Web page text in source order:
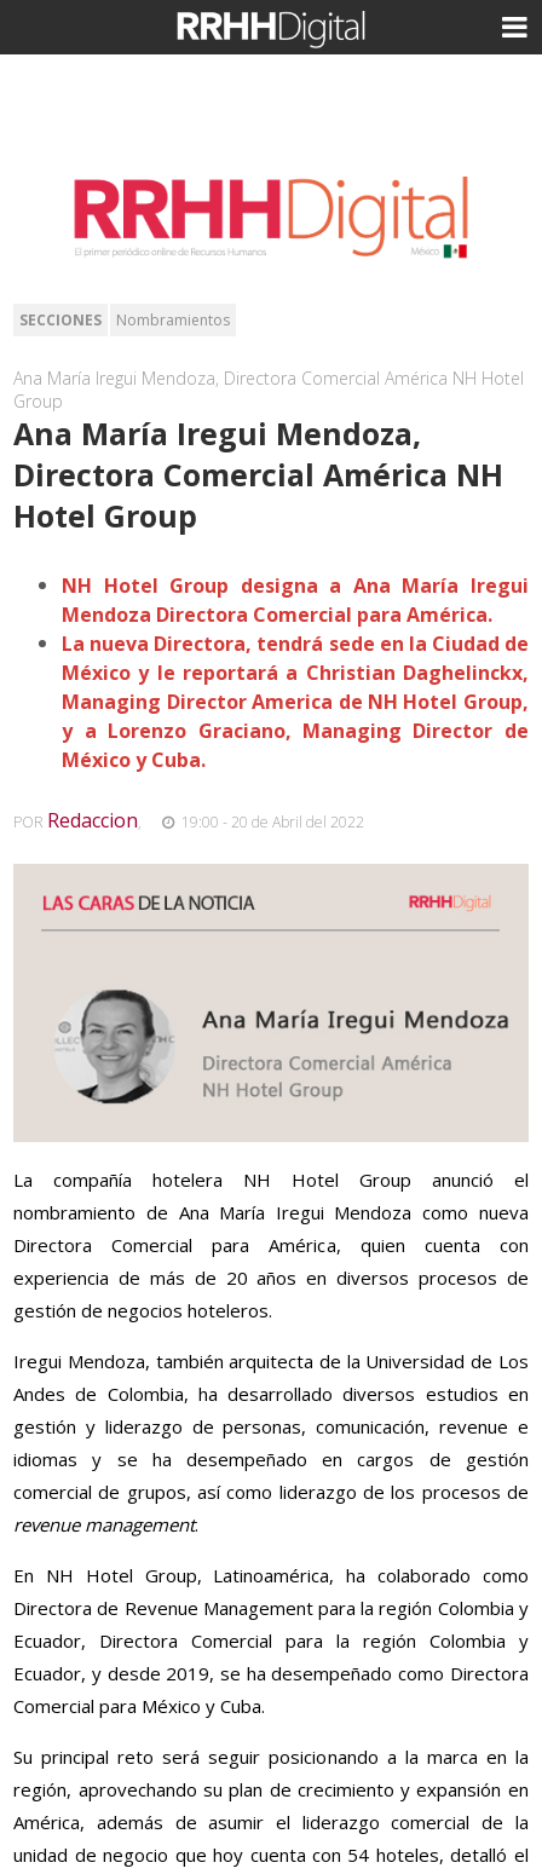
SECCIONES Nombramientos
Ana María Iregui Mendoza, Directora Comercial América NH Hotel
Group
Ana María Iregui Mendoza,
Directora Comercial América NH
Hotel Group
NH Hotel Group designa a Ana María Iregui
Mendoza Directora Comercial para América.
La nueva Directora, tendrá sede en la Ciudad de
México y le reportará a Christian Daghelinckx,
Managing Director America de NH Hotel Group,
y a Lorenzo Graciano, Managing Director de
México y Cuba.
POR Redaccion, 19:00 - 20 de Abril del 2022
La compañía hotelera NH Hotel Group anunció el
nombramiento de Ana María Iregui Mendoza como nueva
Directora Comercial para América, quien cuenta con
experiencia de más de 20 años en diversos procesos de
gestión de negocios hoteleros.
Iregui Mendoza, también arquitecta de la Universidad de Los
Andes de Colombia, ha desarrollado diversos estudios en
gestión y liderazgo de personas, comunicación, revenue e
idiomas y se ha desempeñado en cargos de gestión
comercial de grupos, así como liderazgo de los procesos de
revenue management.
En NH Hotel Group, Latinoamérica, ha colaborado como
Directora de Revenue Management para la región Colombia y
Ecuador, Directora Comercial para la región Colombia y
Ecuador, y desde 2019, se ha desempeñado como Directora
Comercial para México y Cuba.
Su principal reto será seguir posicionando a la marca en la
región, aprovechando su plan de crecimiento y expansión en
América, además de asumir el liderazgo comercial de la
unidad de negocio que hoy cuenta con 54 hoteles, detalló el